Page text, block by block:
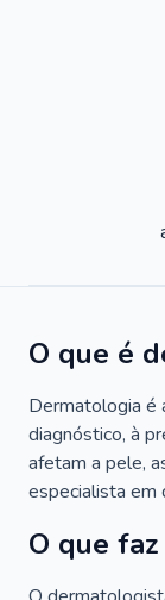
O que é
Dermatologia é
diagnóstico, à
afetam a pele,
especialista em
O que